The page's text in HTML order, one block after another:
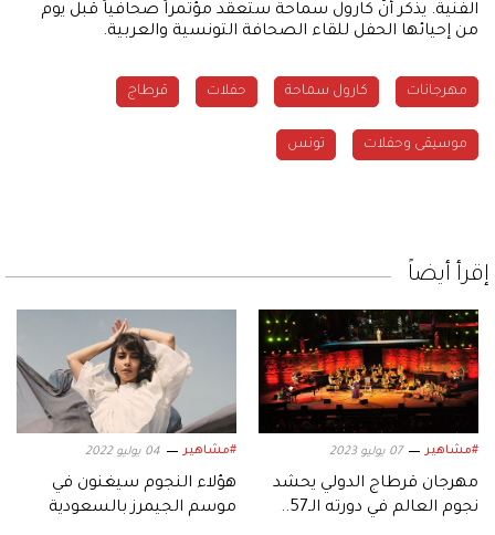
الفنية. يذكر أنّ كارول سماحة ستعقد مؤتمراً صحافياً قبل يوم
من إحيائها الحفل للقاء الصحافة التونسية والعربية.
مهرجانات كارول سماحة حفلات قرطاج
موسيقى وحفلات تونس
إقرأ أيضاً
#مشاهير 07 يوليو 2023
مهرجان قرطاج الدولي يحشد
نجوم العالم في دورته الـ57..
#مشاهير 04 يوليو 2022
هؤلاء النجوم سيغنون في
موسم الجيمرز بالسعودية